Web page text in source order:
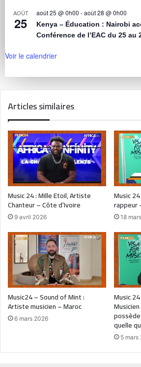
AOÛT
25
août 25 @ 0h00 -août 28 @ 0h00
Kenya – Éducation : Nairobi
Conférence de l’EAC du 25 au
Voir le calendrier
Articles similaires
Music 24 : Mille Etoil, Artiste
Chanteur – Côte d’Ivoire
9 avril 2026
Music
rappeur
18
Music24 – Sound of Mint :
Artiste musicien – Maroc
6 mars 2026
Music
quelle
5 mars